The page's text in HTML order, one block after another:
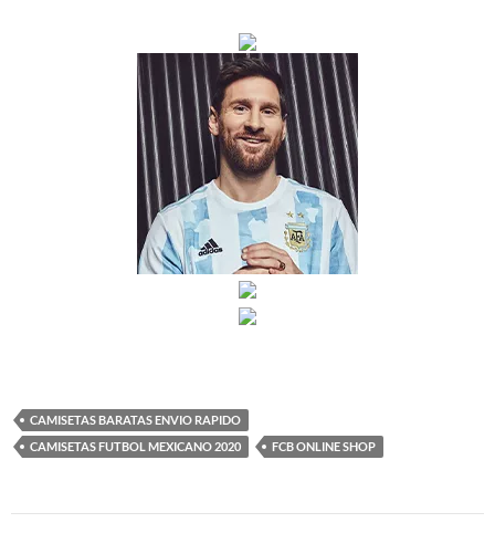
CAMISETAS BARATAS ENVIO RAPIDO
CAMISETAS FUTBOL MEXICANO 2020
FCB ONLINE SHOP